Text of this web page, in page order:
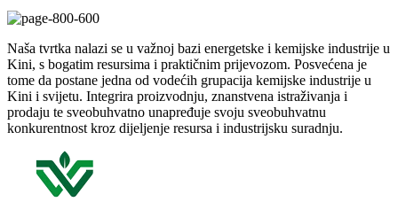
Naša tvrtka nalazi se u važnoj bazi energetske i kemijske industrije u
Kini, s bogatim resursima i praktičnim prijevozom. Posvećena je
tome da postane jedna od vodećih grupacija kemijske industrije u
Kini i svijetu. Integrira proizvodnju, znanstvena istraživanja i
prodaju te sveobuhvatno unapređuje svoju sveobuhvatnu
konkurentnost kroz dijeljenje resursa i industrijsku suradnju.